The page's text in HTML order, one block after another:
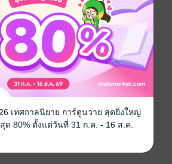
เทศกาลนิยาย การ์ตูนวาย สุดยิ่งใหญ่
80% ตั้งแต่วันที่ 31 ก.ค. - 16 ส.ค.